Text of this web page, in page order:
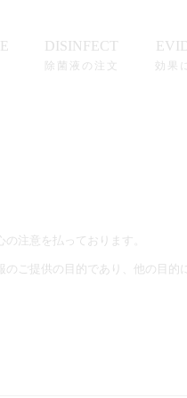
DISINFECT
除菌液の注文 効果
注意を払っております。
ご提供の目的であり、他の目的